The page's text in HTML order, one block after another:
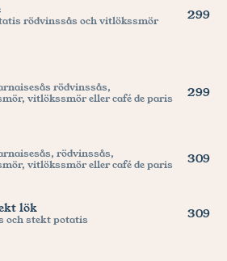
rödvinssås och vitlökssmör 299
rödvinssås,
vitlökssmör eller café de paris
299
rödvinssås,
vitlökssmör eller café de paris
309
lök
och stekt potatis 309